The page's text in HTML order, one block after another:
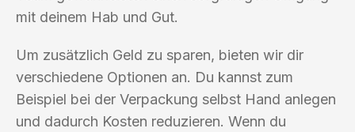
mit deinem Hab und Gut.
Um zusätzlich Geld zu sparen, bieten wir dir
verschiedene Optionen an. Du kannst zum
Beispiel bei der Verpackung selbst Hand anlegen
und dadurch Kosten reduzieren. Wenn du